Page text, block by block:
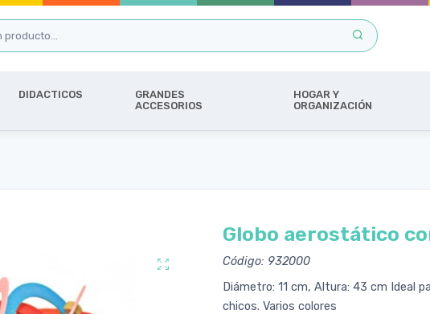
DIDACTICOS
GRANDES
ACCESORIOS
HOGAR Y
ORGANIZACIÓN
Globo aerostático
Código: 932000
Diámetro: 11 cm, Altura: 43 cm Ideal
chicos. Varios colores